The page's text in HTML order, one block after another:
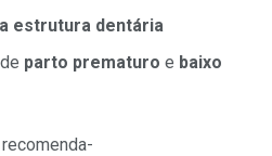
estrutura dentária
parto prematuro e baixo